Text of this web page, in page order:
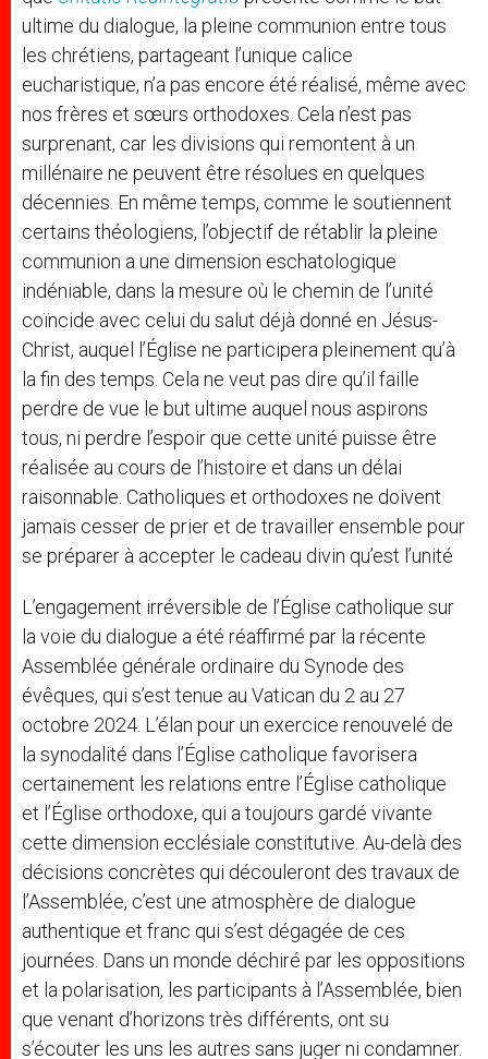
ultime du dialogue, la pleine communion entre tous
les chrétiens, partageant l’unique calice
eucharistique, n’a pas encore été réalisé, même avec
nos frères et sœurs orthodoxes. Cela n’est pas
surprenant, car les divisions qui remontent à un
millénaire ne peuvent être résolues en quelques
décennies. En même temps, comme le soutiennent
certains théologiens, l’objectif de rétablir la pleine
communion a une dimension eschatologique
indéniable, dans la mesure où le chemin de l’unité
coïncide avec celui du salut déjà donné en Jésus-
Christ, auquel l’Église ne participera pleinement qu’à
la fin des temps. Cela ne veut pas dire qu’il faille
perdre de vue le but ultime auquel nous aspirons
tous, ni perdre l’espoir que cette unité puisse être
réalisée au cours de l’histoire et dans un délai
raisonnable. Catholiques et orthodoxes ne doivent
jamais cesser de prier et de travailler ensemble pour
se préparer à accepter le cadeau divin qu’est l’unité
L’engagement irréversible de l’Église catholique sur
la voie du dialogue a été réaffirmé par la récente
Assemblée générale ordinaire du Synode des
évêques, qui s’est tenue au Vatican du 2 au 27
octobre 2024. L’élan pour un exercice renouvelé de
la synodalité dans l’Église catholique favorisera
certainement les relations entre l’Église catholique
et l’Église orthodoxe, qui a toujours gardé vivante
cette dimension ecclésiale constitutive. Au-delà des
décisions concrètes qui découleront des travaux de
l’Assemblée, c’est une atmosphère de dialogue
authentique et franc qui s’est dégagée de ces
journées. Dans un monde déchiré par les oppositions
et la polarisation, les participants à l’Assemblée, bien
que venant d’horizons très différents, ont su
s’écouter les uns les autres sans juger ni condamner.